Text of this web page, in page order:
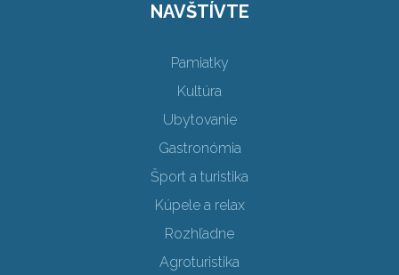
NAVŠTÍVTE
Pamiatky
Kultúra
Ubytovanie
Gastronómia
Šport a turistika
Kúpele a relax
Rozhľadne
Agroturistika